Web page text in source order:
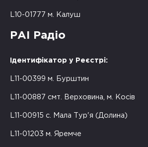
L10-01777 м. Калуш
РАІ Радіо
Ідентифікатор у Реєстрі:
L11-00399 м. Бурштин
L11-00887 смт. Верховина, м. Косів
L11-00915 с. Мала Тур'я (Долина)
L11-01203 м. Яремче